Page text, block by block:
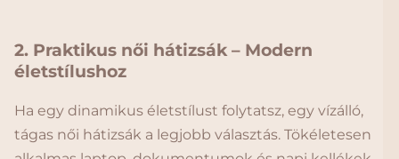
2. Praktikus női hátizsák – Modern
életstílushoz
Ha egy dinamikus életstílust folytatsz, egy vízálló,
tágas női hátizsák a legjobb választás. Tökéletesen